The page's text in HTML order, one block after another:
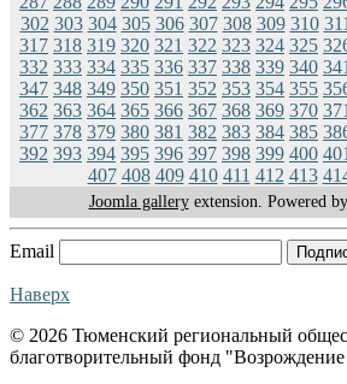
302 303 304 305 306 307 308 309 310 311
317 318 319 320 321 322 323 324 325
332 333 334 335 336 337 338 339 340 341
347 348 349 350 351 352 353 354 355
362 363 364 365 366 367 368 369 370 371
377 378 379 380 381 382 383 384 385
392 393 394 395 396 397 398 399 400 401
407 408 409 410 411 412 413
Joomla galleryextension. Powered
Email
Наверх
© 2026 Тюменский региональный
благотворительный фонд "Возрождение